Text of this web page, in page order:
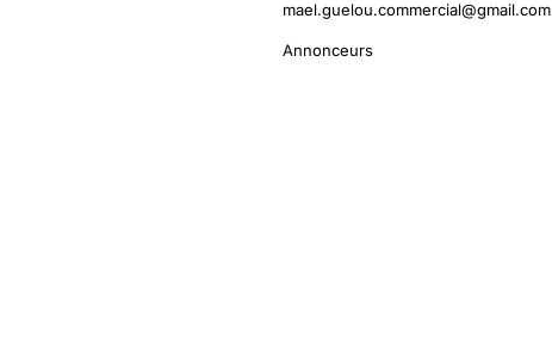
mael.guelou.commercial@gmail.com
Annonceurs